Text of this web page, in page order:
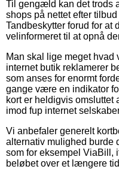
Til gengæld kan det trods
shops på nettet efter
Tandbeskytter forud for at
velinformeret til at opnå
Man skal lige meget
internet butik reklamerer
som anses for enormt
gange være en indikator
kort er heldigvis omsluttet
imod fup internet
Vi anbefaler generelt
alternativ mulighed burde
som for eksempel ViaBill,
beløbet over et længere